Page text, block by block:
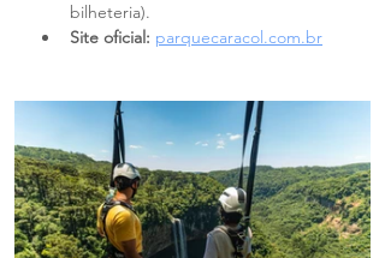
bilheteria).
Site oficial: parquecaracol.com.br